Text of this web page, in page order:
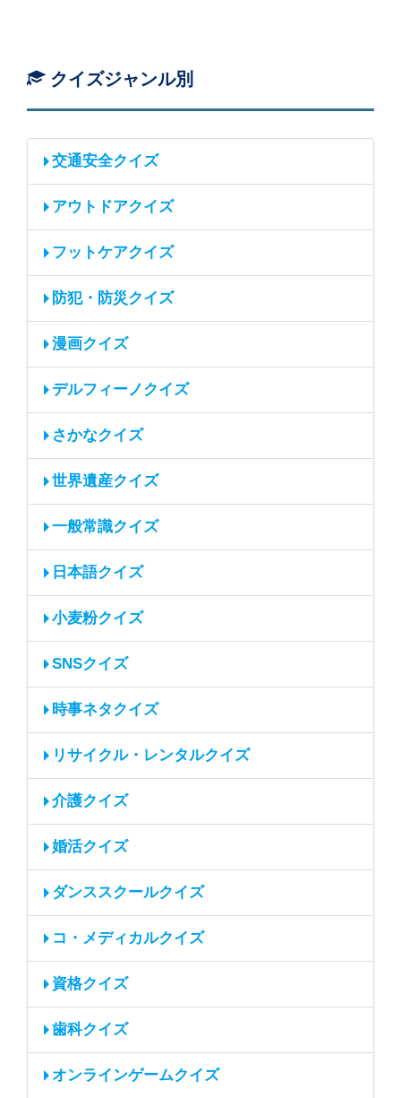
クイズジャンル別
交通安全クイズ
アウトドアクイズ
フットケアクイズ
防犯・防災クイズ
漫画クイズ
デルフィーノクイズ
さかなクイズ
世界遺産クイズ
一般常識クイズ
日本語クイズ
小麦粉クイズ
SNSクイズ
時事ネタクイズ
リサイクル・レンタルクイズ
介護クイズ
婚活クイズ
ダンススクールクイズ
コ・メディカルクイズ
資格クイズ
歯科クイズ
オンラインゲームクイズ